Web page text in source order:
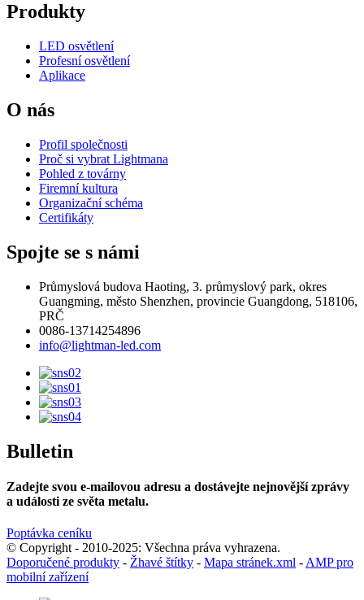
Produkty
LED osvětlení
Profesní osvětlení
Aplikace
O nás
Profil společnosti
Proč si vybrat Lightmana
Pohled z továrny
Firemní kultura
Organizační schéma
Certifikáty
Spojte se s námi
Průmyslová budova Haoting, 3. průmyslový park, okres
Guangming, město Shenzhen, provincie Guangdong, 518106,
PRČ
0086-13714254896
info@lightman-led.com
Bulletin
Zadejte svou e-mailovou adresu a dostávejte nejnovější zprávy
a události ze světa metalu.
Poptávka ceníku
© Copyright - 2010-2025: Všechna práva vyhrazena.
Doporučené produkty - Žhavé štítky - Mapa stránek.xml - AMP pro
mobilní zařízení